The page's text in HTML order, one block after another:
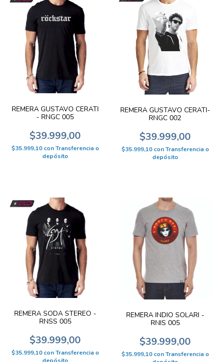
REMERA GUSTAVO CERATI
- RNGC 005
$39.999,00
$35.999,10 con Transferencia o
depósito
REMERA GUSTAVO CERATI-
RNGC 002
$39.999,00
$35.999,10 con Transferencia o
depósito
REMERA SODA STEREO -
RNSS 005
$39.999,00
$35.999,10 con Transferencia o
REMERA INDIO SOLARI -
RNIS 005
$39.999,00
$35.999,10 con Transferencia o